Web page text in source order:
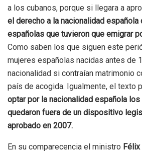
a los cubanos, porque si llegara a
el derecho a la nacionalidad
españolas que tuvieron que emigrar
Como saben los que siguen este
mujeres españolas nacidas antes de
nacionalidad si contraían matrimonio
país de acogida. Igualmente, el texto
optar por la nacionalidad española
quedaron fuera de un dispositivo
aprobado en 2007.
En su comparecencia el ministro Félix